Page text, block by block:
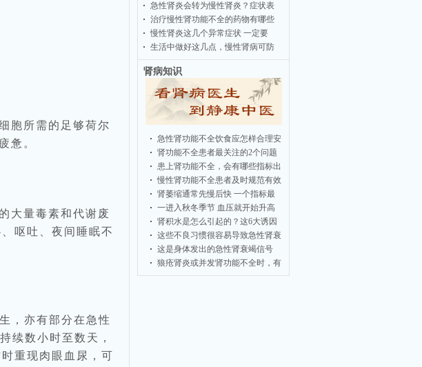
胞所需的足够荷尔
惫。
大量毒素和代谢废
呕吐、夜间睡眠不
，亦有部分在急性
续数小时至数天，
重现肉眼血尿，可
急性肾炎会转为慢性肾炎？症状表
治疗慢性肾功能不全的药物有哪些
慢性肾炎这几个异常症状 一定要
生活中做好这几点，慢性肾病可防
肾病知识
急性肾功能不全饮食应怎样合理安
肾功能不全患者最关注的2个问题
患上肾功能不全，会有哪些指标出
慢性肾功能不全患者及时规范有效
肾萎缩通常先慢后快 一个指标最
一进入秋冬季节 血压就开始升高
肾积水是怎么引起的？这6大诱因
这些不良习惯很容易导致急性肾衰
这是身体发出的急性肾衰竭信号
狼疮肾炎或并发肾功能不全时，有